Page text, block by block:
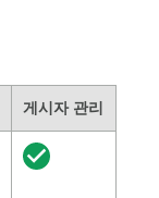
게시자 관리